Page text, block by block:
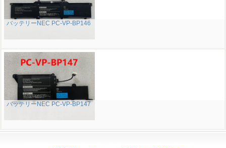
バッテリーNEC PC-VP-BP146
バッテリーNEC PC-VP-BP147